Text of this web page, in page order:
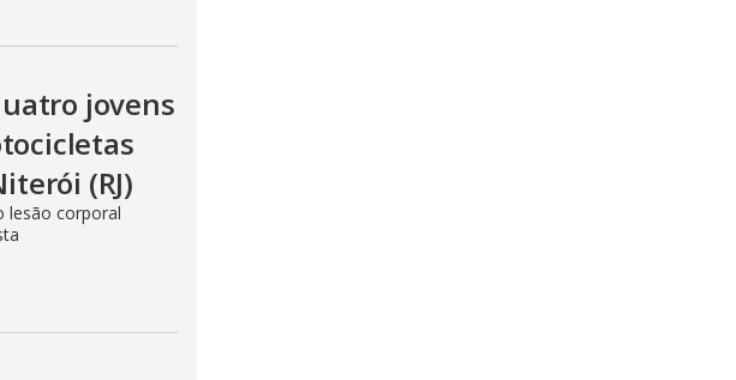
jovens
(RJ)
lesão corporal